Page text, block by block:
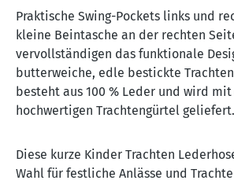
Praktische Swing-Pockets links und
kleine Beintasche an der rechten
vervollständigen das funktionale
butterweiche, edle bestickte
besteht aus 100 % Leder und wird
hochwertigen Trachtengürtel geliefert.
Diese kurze Kinder Trachten
Wahl für festliche Anlässe und